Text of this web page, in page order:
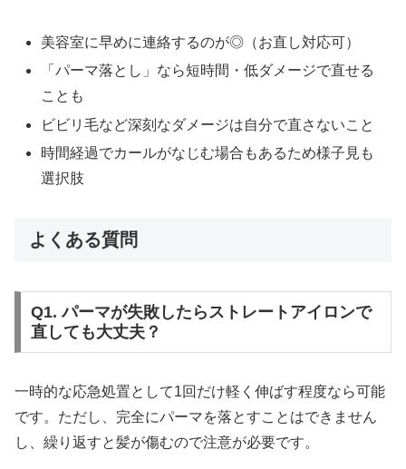
美容室に早めに連絡するのが◎（お直し対応可）
「パーマ落とし」なら短時間・低ダメージで直せる
ことも
ビビリ毛など深刻なダメージは自分で直さないこと
時間経過でカールがなじむ場合もあるため様子見も
選択肢
よくある質問
Q1. パーマが失敗したらストレートアイロンで
直しても大丈夫？
一時的な応急処置として1回だけ軽く伸ばす程度なら可能
です。ただし、完全にパーマを落とすことはできません
し、繰り返すと髪が傷むので注意が必要です。